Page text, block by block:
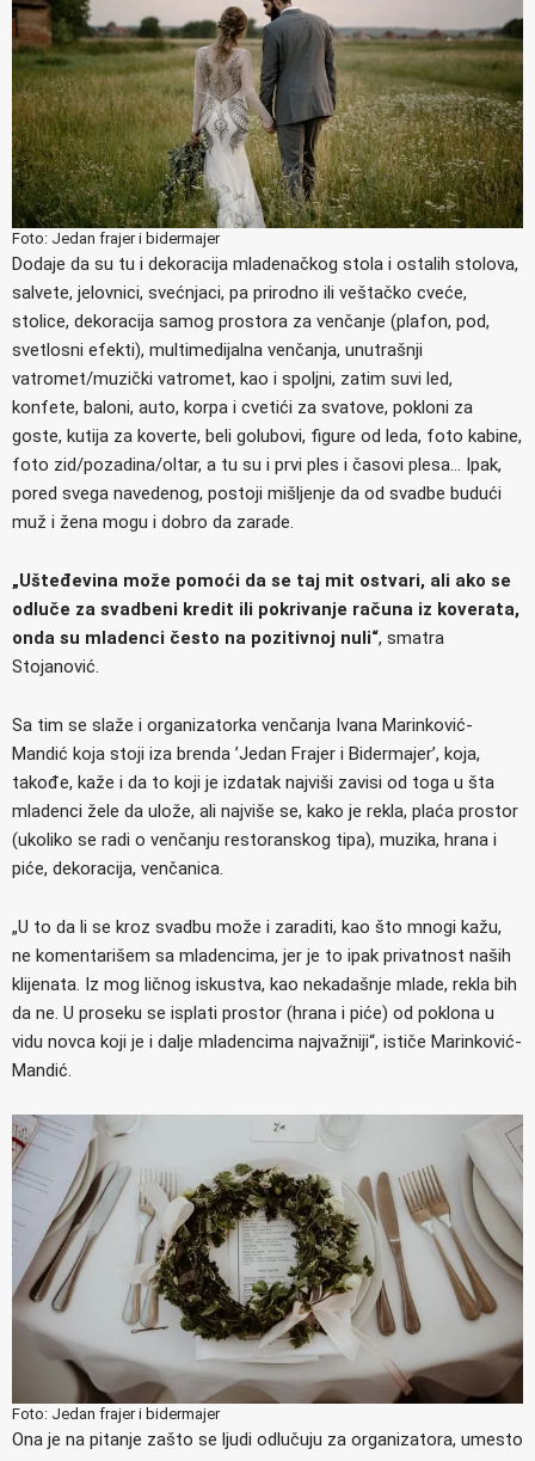
Foto: Jedan frajer i bidermajer
Dodaje da su tu i dekoracija mladenačkog stola i ostalih stolova,
salvete, jelovnici, svećnjaci, pa prirodno ili veštačko cveće,
stolice, dekoracija samog prostora za venčanje (plafon, pod,
svetlosni efekti), multimedijalna venčanja, unutrašnji
vatromet/muzički vatromet, kao i spoljni, zatim suvi led,
konfete, baloni, auto, korpa i cvetići za svatove, pokloni za
goste, kutija za koverte, beli golubovi, figure od leda, foto kabine,
foto zid/pozadina/oltar, a tu su i prvi ples i časovi plesa… Ipak,
pored svega navedenog, postoji mišljenje da od svadbe budući
muž i žena mogu i dobro da zarade.
„Ušteđevina može pomoći da se taj mit ostvari, ali ako se
odluče za svadbeni kredit ili pokrivanje računa iz koverata,
onda su mladenci često na pozitivnoj nuli“, smatra
Stojanović.
Sa tim se slaže i organizatorka venčanja Ivana Marinković-
Mandić koja stoji iza brenda ’Jedan Frajer i Bidermajer’, koja,
takođe, kaže i da to koji je izdatak najviši zavisi od toga u šta
mladenci žele da ulože, ali najviše se, kako je rekla, plaća prostor
(ukoliko se radi o venčanju restoranskog tipa), muzika, hrana i
piće, dekoracija, venčanica.
„U to da li se kroz svadbu može i zaraditi, kao što mnogi kažu,
ne komentarišem sa mladencima, jer je to ipak privatnost naših
klijenata. Iz mog ličnog iskustva, kao nekadašnje mlade, rekla bih
da ne. U proseku se isplati prostor (hrana i piće) od poklona u
vidu novca koji je i dalje mladencima najvažniji“, ističe Marinković-
Mandić.
Foto: Jedan frajer i bidermajer
Ona je na pitanje zašto se ljudi odlučuju za organizatora, umesto